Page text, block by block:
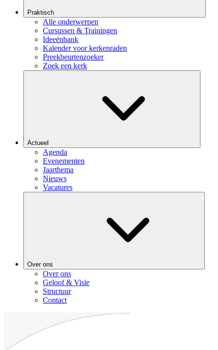
Praktisch
Alle onderwerpen
Cursussen & Trainingen
Ideeënbank
Kalender voor kerkenraden
Preekbeurtenzoeker
Zoek een kerk
Actueel
Agenda
Evenementen
Jaarthema
Nieuws
Vacatures
Over ons
Over ons
Geloof & Visie
Structuur
Contact